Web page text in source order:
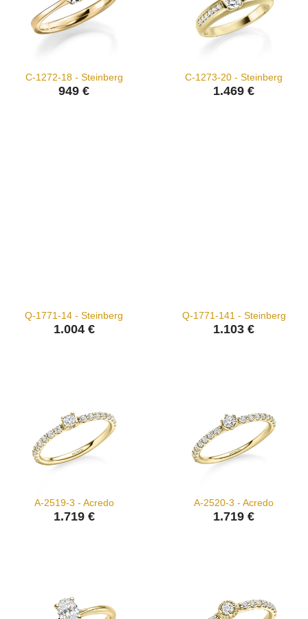
C-1272-18 - Steinberg
949 €
C-1273-20 - Steinberg
1.469 €
Q-1771-14 - Steinberg
1.004 €
Q-1771-141 - Steinberg
1.103 €
A-2519-3 - Acredo
1.719 €
A-2520-3 - Acredo
1.719 €